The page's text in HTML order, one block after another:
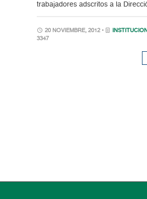
trabajadores adscritos a la
20 NOVIEMBRE, 2012 •
3347